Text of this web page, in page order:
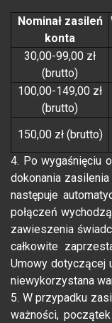
Nominał zasileń
konta
30,00-99,00 zł
(brutto)
100,00-149,00 zł
(brutto)
150,00 zł (brutto)
4. Po wygaśnięciu
dokonania
następuje
połączeń
zawieszenia
całkowite
Umowy dotyczącej
niewykorzystana
5. W przypadku
ważności,